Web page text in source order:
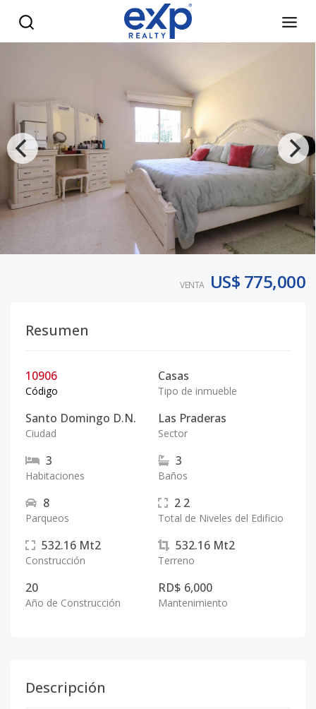
VENTA US$ 775,000
Resumen
10906
Código
Casas
Tipo de inmueble
Santo Domingo D.N.
Ciudad
Las Praderas
Sector
3
Habitaciones
3
Baños
8
Parqueos
2 2
Total de Niveles del Edificio
532.16 Mt2
Construcción
532.16 Mt2
Terreno
20
Año de Construcción
RD$ 6,000
Mantenimiento
Descripción
VENTA CASA EN LAS PRADERAS - eXp Realty República